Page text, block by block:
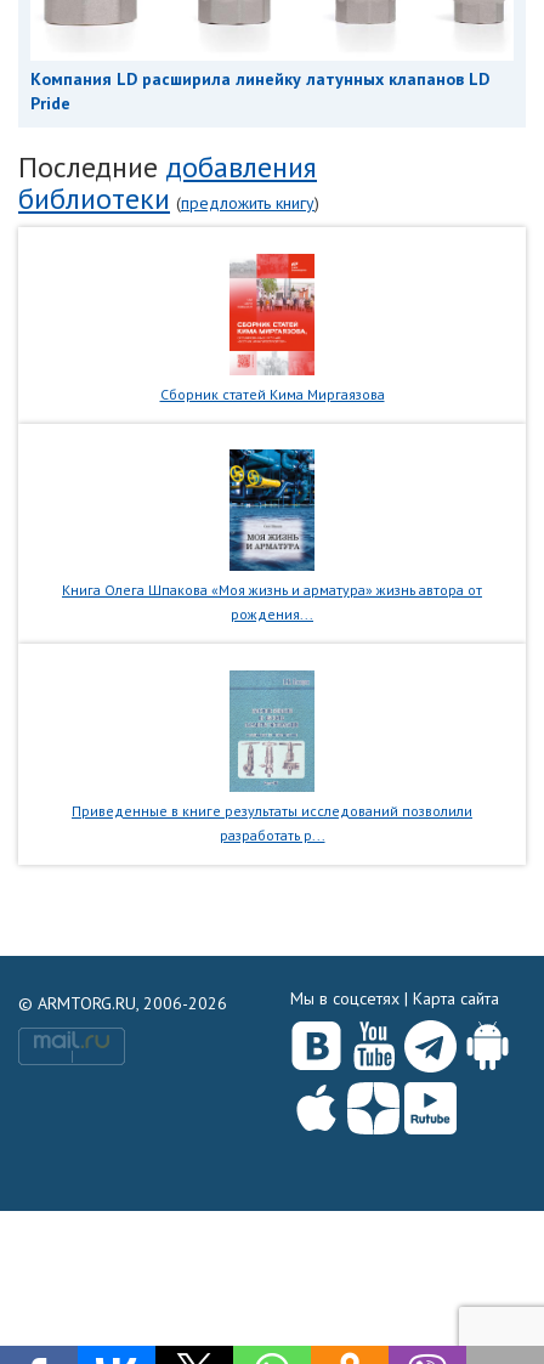
Компания LD расширила линейку латунных клапанов LD
Pride
Последние добавления
библиотеки (предложить книгу)
Сборник статей Кима Миргаязова
Книга Олега Шпакова «Моя жизнь и арматура» жизнь автора от
рождения...
Приведенные в книге результаты исследований позволили
разработать р...
© ARMTORG.RU, 2006-2026 Мы в соцсетях | Карта сайта